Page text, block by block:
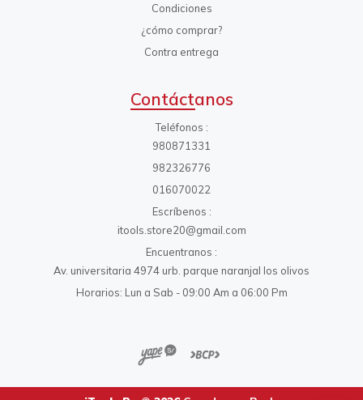
Condiciones
¿cómo comprar?
Contra entrega
Contáctanos
Teléfonos
980871331
982326776
016070022
Escríbenos
itools.store20@gmail.com
Encuentranos
Av. universitaria 4974 urb. parque naranjal los olivos
Horarios: Lun a Sab - 09:00 Am a 06:00 Pm